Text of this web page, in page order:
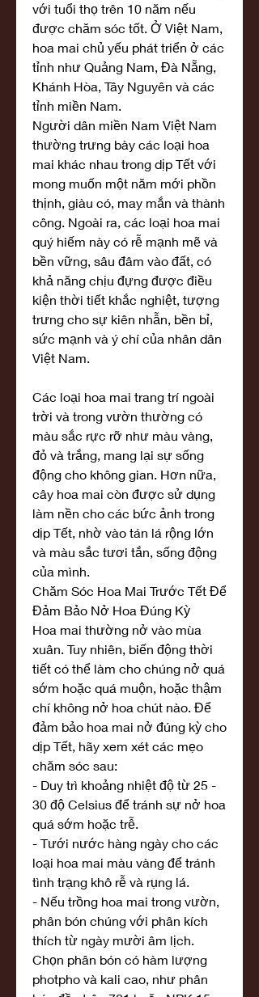
với tuổi thọ trên 10 năm nếu
được chăm sóc tốt. Ở Việt Nam,
hoa mai chủ yếu phát triển ở các
tỉnh như Quảng Nam, Đà Nẵng,
Khánh Hòa, Tây Nguyên và các
tỉnh miền Nam.
Người dân miền Nam Việt Nam
thường trưng bày các loại hoa
mai khác nhau trong dịp Tết với
mong muốn một năm mới phồn
thịnh, giàu có, may mắn và thành
công. Ngoài ra, các loại hoa mai
quý hiếm này có rễ mạnh mẽ và
bền vững, sâu đâm vào đất, có
khả năng chịu đựng được điều
kiện thời tiết khắc nghiệt, tượng
trưng cho sự kiên nhẫn, bền bỉ,
sức mạnh và ý chí của nhân dân
Việt Nam.
Các loại hoa mai trang trí ngoài
trời và trong vườn thường có
màu sắc rực rỡ như màu vàng,
đỏ và trắng, mang lại sự sống
động cho không gian. Hơn nữa,
cây hoa mai còn được sử dụng
làm nền cho các bức ảnh trong
dịp Tết, nhờ vào tán lá rộng lớn
và màu sắc tươi tắn, sống động
của mình.
Chăm Sóc Hoa Mai Trước Tết Để
Đảm Bảo Nở Hoa Đúng Kỳ
Hoa mai thường nở vào mùa
xuân. Tuy nhiên, biến động thời
tiết có thể làm cho chúng nở quá
sớm hoặc quá muộn, hoặc thậm
chí không nở hoa chút nào. Để
đảm bảo hoa mai nở đúng kỳ cho
dịp Tết, hãy xem xét các mẹo
chăm sóc sau:
- Duy trì khoảng nhiệt độ từ 25 -
30 độ Celsius để tránh sự nở hoa
quá sớm hoặc trễ.
- Tưới nước hàng ngày cho các
loại hoa mai màu vàng để tránh
tình trạng khô rễ và rụng lá.
- Nếu trồng hoa mai trong vườn,
phân bón chúng với phân kích
thích từ ngày mười âm lịch.
Chọn phân bón có hàm lượng
photpho và kali cao, như phân